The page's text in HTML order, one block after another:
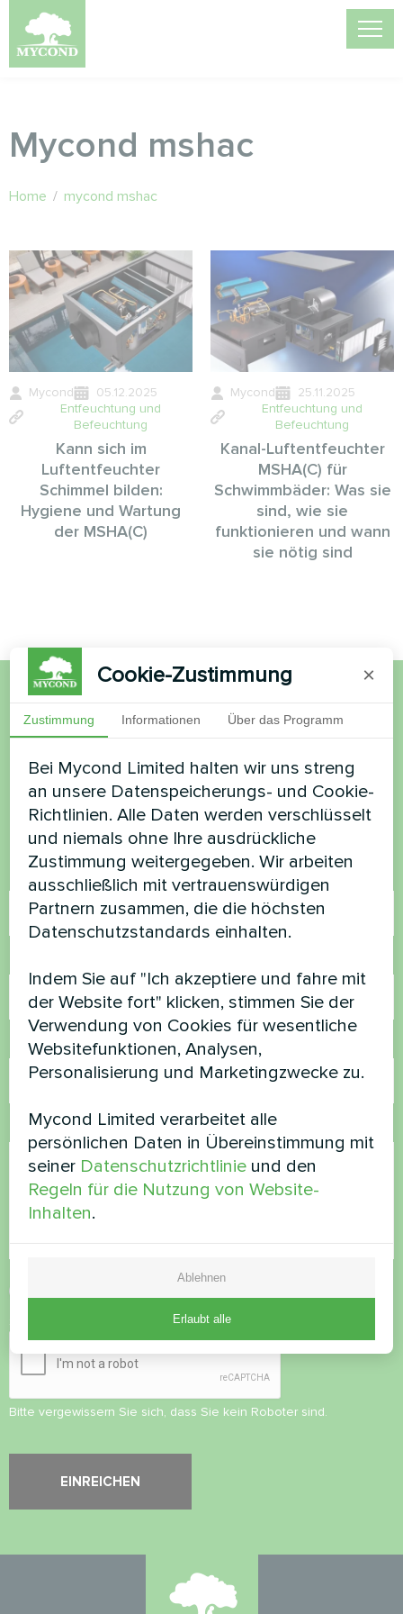
Mycond mshac
Home / mycond mshac
Mycond
05.12.2025
Entfeuchtung und
Befeuchtung
Kann sich im
Luftentfeuchter
Schimmel bilden:
Hygiene und Wartung
der MSHA(C)
Mycond
25.11.2025
Entfeuchtung und
Befeuchtung
Kanal-Luftentfeuchter
MSHA(C) für
Schwimmbäder: Was sie
sind, wie sie
funktionieren und wann
sie nötig sind
Möchten Sie kaufen oder
haben Sie Fragen?
Kontaktieren Sie uns und wir werden Ihnen
helfen
E-Mail
Kommentar
Bitte vergewissern Sie sich, dass Sie kein Roboter sind.
Cookie-Zustimmung ×
Zustimmung Informationen Über das Programm
Bei Mycond Limited halten wir uns streng
an unsere Datenspeicherungs- und Cookie-
Richtlinien. Alle Daten werden verschlüsselt
und niemals ohne Ihre ausdrückliche
Zustimmung weitergegeben. Wir arbeiten
ausschließlich mit vertrauenswürdigen
Partnern zusammen, die die höchsten
Datenschutzstandards einhalten.
Indem Sie auf "Ich akzeptiere und fahre mit
der Website fort" klicken, stimmen Sie der
Verwendung von Cookies für wesentliche
Websitefunktionen, Analysen,
Personalisierung und Marketingzwecke zu.
Mycond Limited verarbeitet alle
persönlichen Daten in Übereinstimmung mit
seiner Datenschutzrichtlinie und den
Regeln für die Nutzung von Website-
Inhalten.
Ablehnen
Erlaubt alle